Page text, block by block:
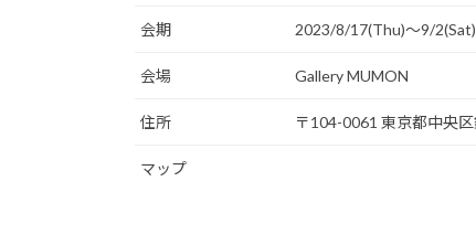
会期 2023/8/17(Thu)〜9/2(Sat)
会場 Gallery MUMON
住所 〒104-0061 東京都中央
マップ